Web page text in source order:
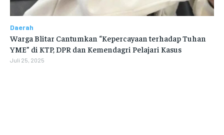
Daerah
Warga Blitar Cantumkan “Kepercayaan terhadap Tuhan
YME” di KTP, DPR dan Kemendagri Pelajari Kasus
Juli 25, 2025